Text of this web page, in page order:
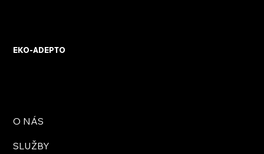
EKO-ADEPTO
O NÁS
SLUŽBY